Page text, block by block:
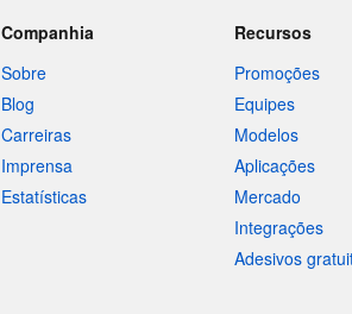
Companhia
Sobre
Blog
Carreiras
Imprensa
Estatísticas
Recursos
Promoções
Equipes
Modelos
Aplicações
Mercado
Integrações
Adesivos